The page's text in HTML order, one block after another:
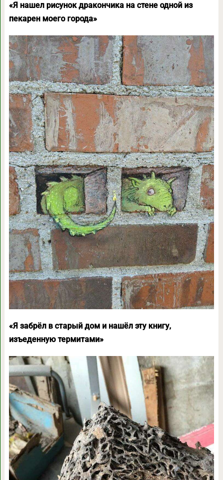
«Я нашел рисунок дракончика на стене одной из
пекарен моего города»
«Я забрёл в старый дом и нашёл эту книгу,
изъеденную термитами»